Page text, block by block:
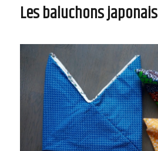
Les baluchons japonais